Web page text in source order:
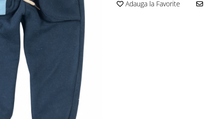
Adauga la Favorite